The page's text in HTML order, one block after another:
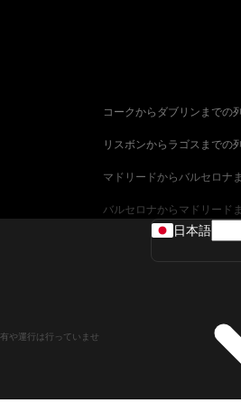
コークからダブリンまでの
リスボンからラゴスまでの
マドリードからバルセロナ
バルセロナからマドリード
ヴェネツィアからローマま
ウィーンからザルツブルク
アリカンテからマドリード
フィレンツェからヴェネツ
ローマからフィレンツェま
や運行は行っていませ
日本語